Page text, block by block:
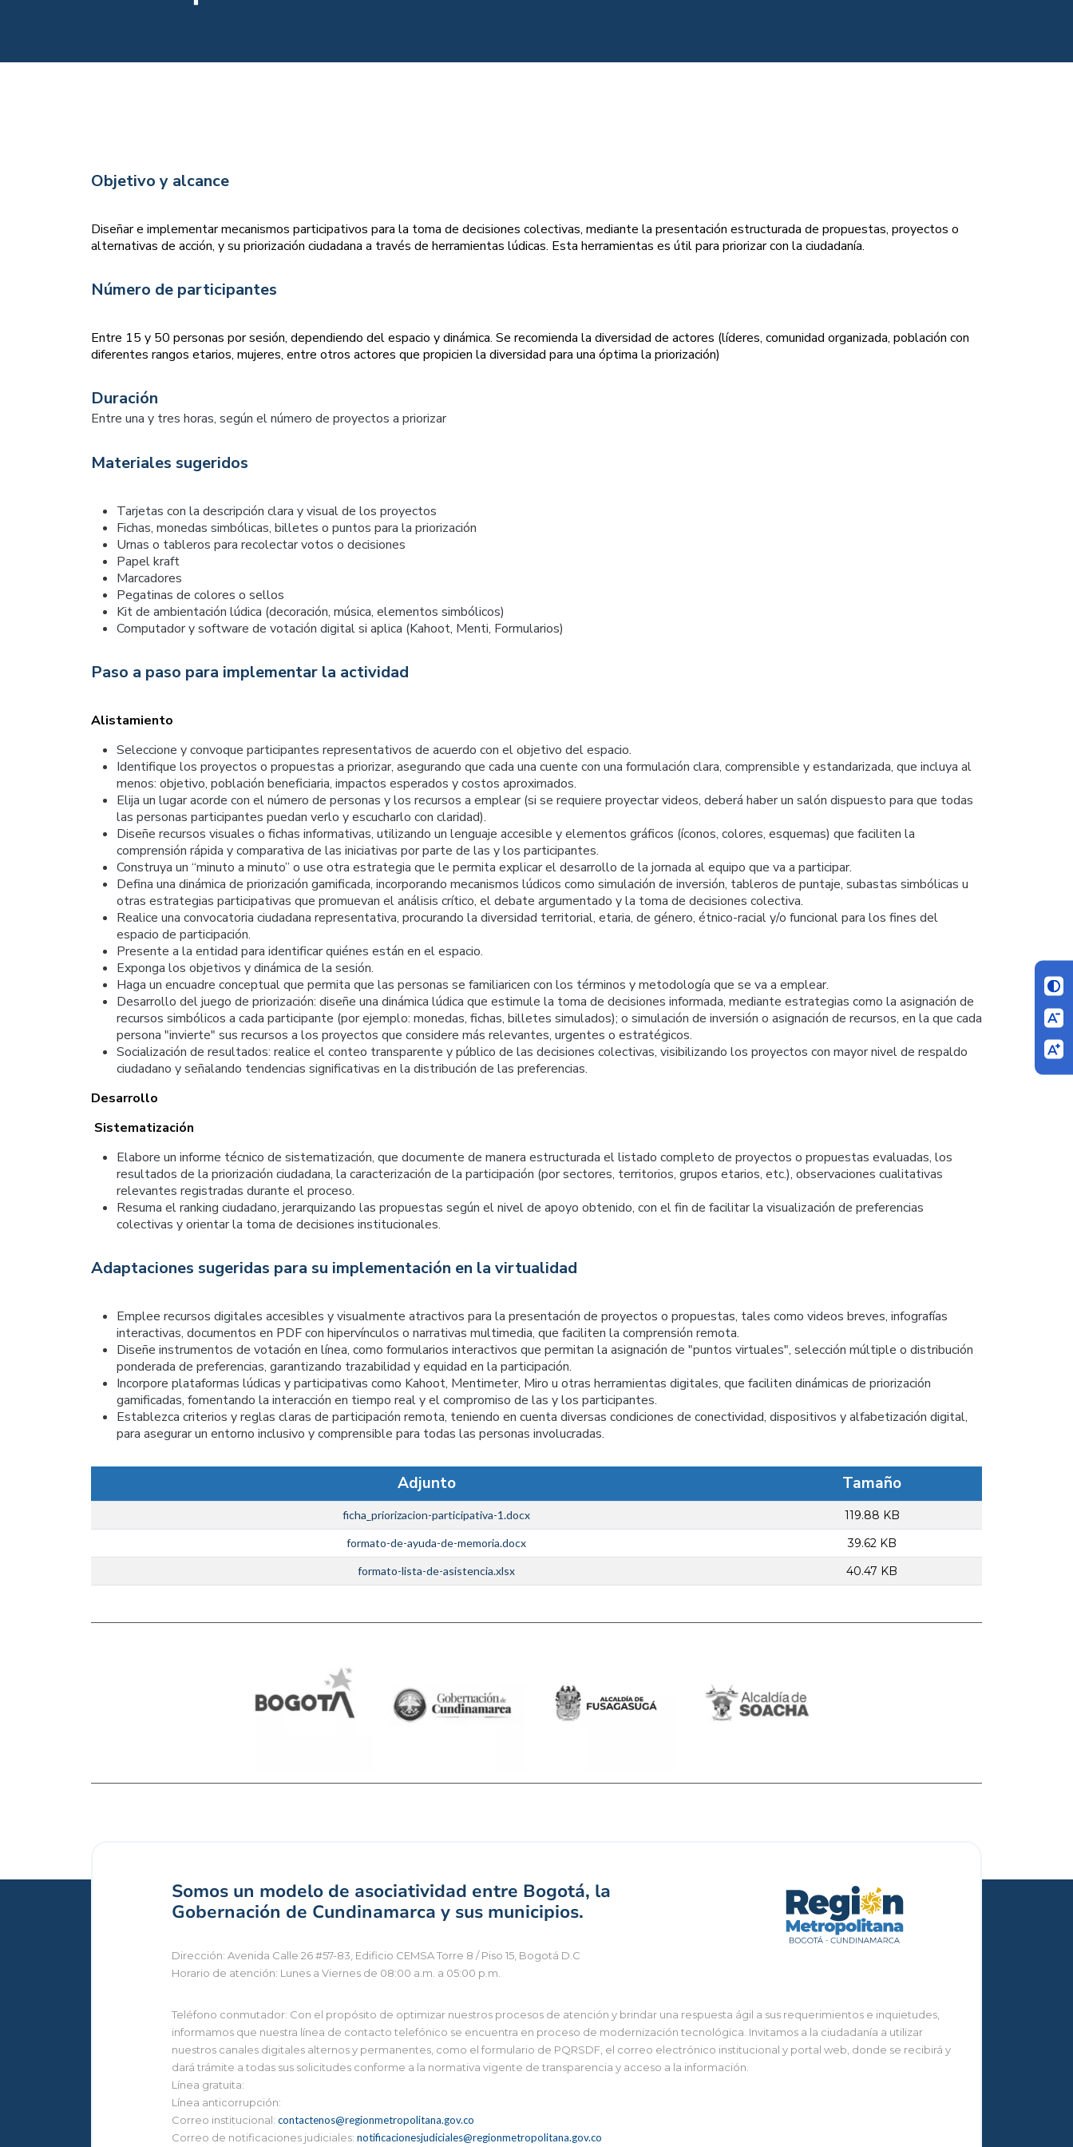
Objetivo y alcance
Diseñar e implementar mecanismos participativos para la toma de decisiones colectivas, mediante la presentación estructurada de propuestas, proyectos o
alternativas de acción, y su priorización ciudadana a través de herramientas lúdicas. Esta herramientas es útil para priorizar con la ciudadanía.
Número de participantes
Entre 15 y 50 personas por sesión, dependiendo del espacio y dinámica. Se recomienda la diversidad de actores (líderes, comunidad organizada, población con
diferentes rangos etarios, mujeres, entre otros actores que propicien la diversidad para una óptima la priorización)
Duración
Entre una y tres horas, según el número de proyectos a priorizar
Materiales sugeridos
Tarjetas con la descripción clara y visual de los proyectos
Fichas, monedas simbólicas, billetes o puntos para la priorización
Urnas o tableros para recolectar votos o decisiones
Papel kraft
Marcadores
Pegatinas de colores o sellos
Kit de ambientación lúdica (decoración, música, elementos simbólicos)
Computador y software de votación digital si aplica (Kahoot, Menti, Formularios)
Paso a paso para implementar la actividad
Alistamiento
Seleccione y convoque participantes representativos de acuerdo con el objetivo del espacio.
Identifique los proyectos o propuestas a priorizar, asegurando que cada una cuente con una formulación clara, comprensible y estandarizada, que incluya al
menos: objetivo, población beneficiaria, impactos esperados y costos aproximados.
Elija un lugar acorde con el número de personas y los recursos a emplear (si se requiere proyectar videos, deberá haber un salón dispuesto para que todas
las personas participantes puedan verlo y escucharlo con claridad).
Diseñe recursos visuales o fichas informativas, utilizando un lenguaje accesible y elementos gráficos (íconos, colores, esquemas) que faciliten la
comprensión rápida y comparativa de las iniciativas por parte de las y los participantes.
Construya un “minuto a minuto” o use otra estrategia que le permita explicar el desarrollo de la jornada al equipo que va a participar.
Defina una dinámica de priorización gamificada, incorporando mecanismos lúdicos como simulación de inversión, tableros de puntaje, subastas simbólicas u
otras estrategias participativas que promuevan el análisis crítico, el debate argumentado y la toma de decisiones colectiva.
Realice una convocatoria ciudadana representativa, procurando la diversidad territorial, etaria, de género, étnico-racial y/o funcional para los fines del
espacio de participación.
Presente a la entidad para identificar quiénes están en el espacio.
Exponga los objetivos y dinámica de la sesión.
Haga un encuadre conceptual que permita que las personas se familiaricen con los términos y metodología que se va a emplear.
Desarrollo del juego de priorización: diseñe una dinámica lúdica que estimule la toma de decisiones informada, mediante estrategias como la asignación de
recursos simbólicos a cada participante (por ejemplo: monedas, fichas, billetes simulados); o simulación de inversión o asignación de recursos, en la que cada
persona "invierte" sus recursos a los proyectos que considere más relevantes, urgentes o estratégicos.
Socialización de resultados: realice el conteo transparente y público de las decisiones colectivas, visibilizando los proyectos con mayor nivel de respaldo
ciudadano y señalando tendencias significativas en la distribución de las preferencias.
Desarrollo
Sistematización
Elabore un informe técnico de sistematización, que documente de manera estructurada el listado completo de proyectos o propuestas evaluadas, los
resultados de la priorización ciudadana, la caracterización de la participación (por sectores, territorios, grupos etarios, etc.), observaciones cualitativas
relevantes registradas durante el proceso.
Resuma el ranking ciudadano, jerarquizando las propuestas según el nivel de apoyo obtenido, con el fin de facilitar la visualización de preferencias
colectivas y orientar la toma de decisiones institucionales.
Adaptaciones sugeridas para su implementación en la virtualidad
Emplee recursos digitales accesibles y visualmente atractivos para la presentación de proyectos o propuestas, tales como videos breves, infografías
interactivas, documentos en PDF con hipervínculos o narrativas multimedia, que faciliten la comprensión remota.
Diseñe instrumentos de votación en línea, como formularios interactivos que permitan la asignación de "puntos virtuales", selección múltiple o distribución
ponderada de preferencias, garantizando trazabilidad y equidad en la participación.
Incorpore plataformas lúdicas y participativas como Kahoot, Mentimeter, Miro u otras herramientas digitales, que faciliten dinámicas de priorización
gamificadas, fomentando la interacción en tiempo real y el compromiso de las y los participantes.
Establezca criterios y reglas claras de participación remota, teniendo en cuenta diversas condiciones de conectividad, dispositivos y alfabetización digital,
para asegurar un entorno inclusivo y comprensible para todas las personas involucradas.
Adjunto Tamaño
ficha_priorizacion-participativa-1.docx 119.88 KB
formato-de-ayuda-de-memoria.docx 39.62 KB
formato-lista-de-asistencia.xlsx 40.47 KB
Somos un modelo de asociatividad entre Bogotá, la
Gobernación de Cundinamarca y sus municipios.
Dirección: Avenida Calle 26 #57-83, Edificio CEMSA Torre 8 / Piso 15, Bogotá D.C
Horario de atención: Lunes a Viernes de 08:00 a.m. a 05:00 p.m.
Teléfono conmutador: Con el propósito de optimizar nuestros procesos de atención y brindar una respuesta ágil a sus requerimientos e inquietudes,
informamos que nuestra línea de contacto telefónico se encuentra en proceso de modernización tecnológica. Invitamos a la ciudadanía a utilizar
nuestros canales digitales alternos y permanentes, como el formulario de PQRSDF, el correo electrónico institucional y portal web, donde se recibirá y
dará trámite a todas sus solicitudes conforme a la normativa vigente de transparencia y acceso a la información.
Línea gratuita:
Línea anticorrupción:
Correo institucional: contactenos@regionmetropolitana.gov.co
Correo de notificaciones judiciales: notificacionesjudiciales@regionmetropolitana.gov.co